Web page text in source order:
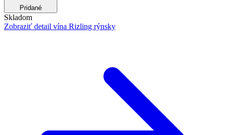
Pridané
Skladom
Zobraziť detail vína Rizling rýnsky